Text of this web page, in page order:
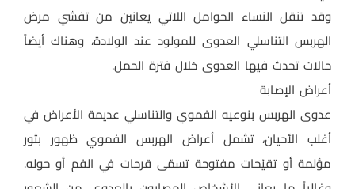
وقد تنقل النساء الحوامل اللاتي يعانين من تفشي مرض
الهربس التناسلي العدوى للمولود عند الولادة، وهناك أيضاً
حالات تحدث فيها العدوى خلال فترة الحمل.
أعراض الإصابة
عدوى الهربس بنوعيه الفموي والتناسلي عديمة الأعراض في
أغلب الأحيان، تشمل أعراض الهربس الفموي ظهور بثور
مؤلمة أو تقيّحات مفتوحة تسمّى قرحات في الفم أو حوله.